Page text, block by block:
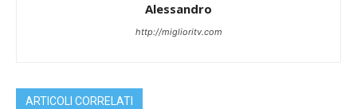
Alessandro
http://miglioritv.com
ARTICOLI CORRELATI